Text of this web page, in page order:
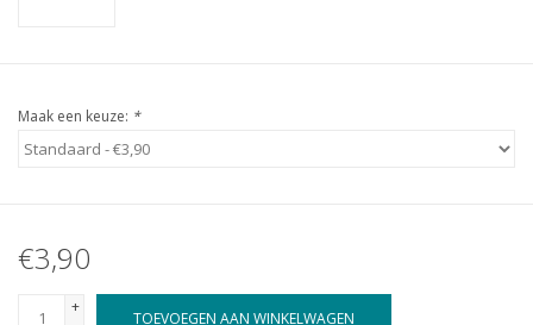
Maak een keuze: *
€3,90
+
TOEVOEGEN AAN WINKELWAGEN